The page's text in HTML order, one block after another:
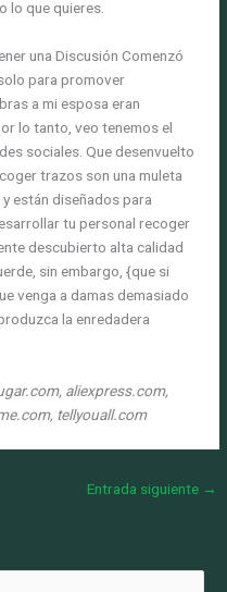
lo que quieres.
una Discusión Comenzó
para promover
a mi esposa ​​eran
lo tanto, veo tenemos el
sociales. Que desenvuelto
trazos son una muleta
están diseñados para
tu personal recoger
descubierto alta calidad
sin embargo, {que si
venga a damas demasiado
la enredadera
aliexpress.com,
tellyouall.com
Entrada siguiente →